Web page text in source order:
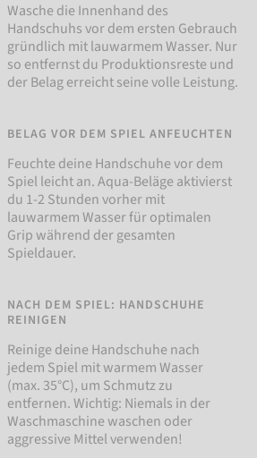
Wasche die Innenhand des
Handschuhs vor dem ersten Gebrauch
gründlich mit lauwarmem Wasser. Nur
so entfernst du Produktionsreste und
der Belag erreicht seine volle Leistung.
BELAG VOR DEM SPIEL ANFEUCHTEN
Feuchte deine Handschuhe vor dem
Spiel leicht an. Aqua-Beläge aktivierst
du 1-2 Stunden vorher mit
lauwarmem Wasser für optimalen
Grip während der gesamten
Spieldauer.
NACH DEM SPIEL: HANDSCHUHE
REINIGEN
Reinige deine Handschuhe nach
jedem Spiel mit warmem Wasser
(max. 35°C), um Schmutz zu
entfernen. Wichtig: Niemals in der
Waschmaschine waschen oder
aggressive Mittel verwenden!